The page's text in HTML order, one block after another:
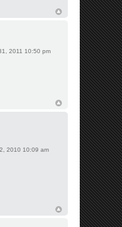
2011 10:50 pm
2010 10:09 am